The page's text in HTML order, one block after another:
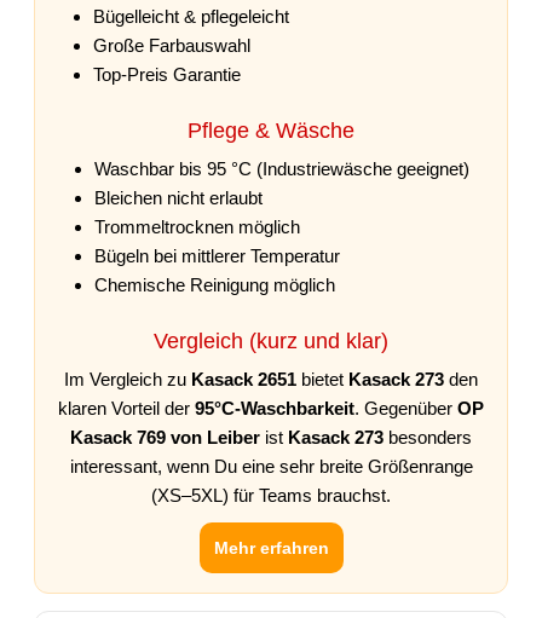
Bügelleicht & pflegeleicht
Große Farbauswahl
Top-Preis Garantie
Pflege & Wäsche
Waschbar bis 95 °C (Industriewäsche geeignet)
Bleichen nicht erlaubt
Trommeltrocknen möglich
Bügeln bei mittlerer Temperatur
Chemische Reinigung möglich
Vergleich (kurz und klar)
Im Vergleich zu Kasack 2651 bietet Kasack 273 den
klaren Vorteil der 95°C-Waschbarkeit. Gegenüber OP
Kasack 769 von Leiber ist Kasack 273 besonders
interessant, wenn Du eine sehr breite Größenrange
(XS–5XL) für Teams brauchst.
Mehr erfahren